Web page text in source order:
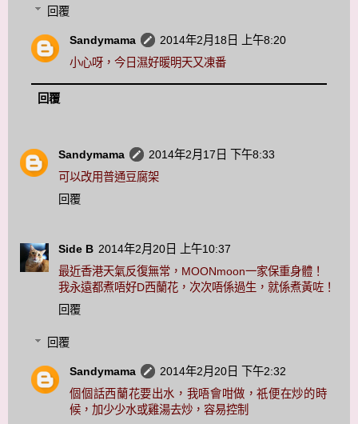
回覆
Sandymama
2014年2月18日 上午8:20
小心呀，今日濕好暖明天又凍番
回覆
Sandymama
2014年2月17日 下午8:33
可以改用普通豆腐架
回覆
Side B 2014年2月20日 上午10:37
最近香港天氣反復無常，MOONmoon一家保重身體！
我永遠都煮唔好D西蘭花，次次唔係過生，就係煮黃咗！
回覆
回覆
Sandymama
2014年2月20日 下午2:32
個個話西蘭花要出水，我唔會咁做，祇便在炒的時
候，加少少水或雞湯去炒，容易控制